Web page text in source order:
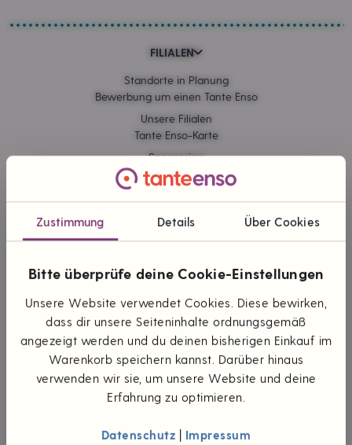
Zustimmung Details Über Cookies
Bitte überprüfe deine Cookie-Einstellungen
Unsere Website verwendet Cookies. Diese bewirken,
dass dir unsere Seiteninhalte ordnungsgemäß
angezeigt werden und du deinen bisherigen Einkauf im
Warenkorb speichern kannst. Darüber hinaus
verwenden wir sie, um unsere Website und deine
Erfahrung zu optimieren.
Datenschutz Impressum
FILIALEN
Standorte in Planung
Bewerbung um einen Tante Enso
Unsere Filialen
Tante Enso-Karte
Sponsoring
Kommissionskauf
ONLINE EINKAUFEN
Zahlungsarten
Themen & Marken
UNTERNEHMEN
Die Idee
Unsere Werte
Wünsch dir was